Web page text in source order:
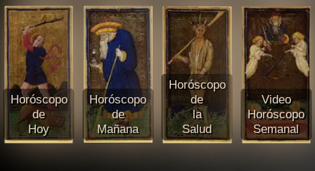
Horóscopo
de
Hoy
Horóscopo
de
Mañana
Horóscopo
de
la
Salud
Video
Horóscopo
Semanal